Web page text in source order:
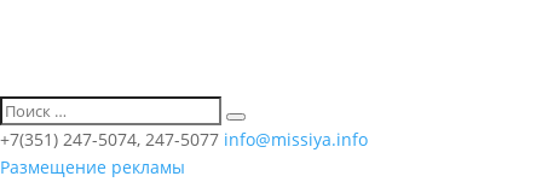
+7(351) 247-5074, 247-5077 info@missiya.info
Размещение рекламы